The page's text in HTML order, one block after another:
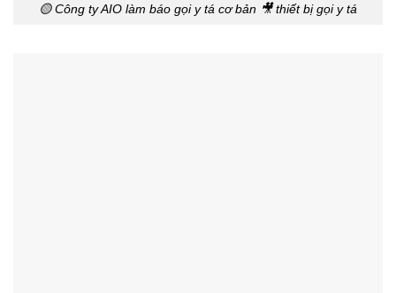
🟡 Công ty AIO làm báo gọi y tá cơ bản 🎥 thiết bị gọi y tá